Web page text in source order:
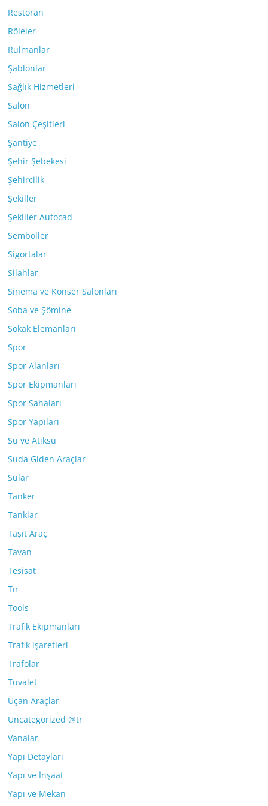
Restoran
Röleler
Rulmanlar
Şablonlar
Sağlık Hizmetleri
Salon
Salon Çeşitleri
Şantiye
Şehir Şebekesi
Şehircilik
Şekiller
Şekiller Autocad
Semboller
Sigortalar
Silahlar
Sinema ve Konser Salonları
Soba ve Şömine
Sokak Elemanları
Spor
Spor Alanları
Spor Ekipmanları
Spor Sahaları
Spor Yapıları
Su ve Atıksu
Suda Giden Araçlar
Sular
Tanker
Tanklar
Taşıt Araç
Tavan
Tesisat
Tır
Tools
Trafik Ekipmanları
Trafik işaretleri
Trafolar
Tuvalet
Uçan Araçlar
Uncategorized @tr
Vanalar
Yapı Detayları
Yapı ve İnşaat
Yapı ve Mekan